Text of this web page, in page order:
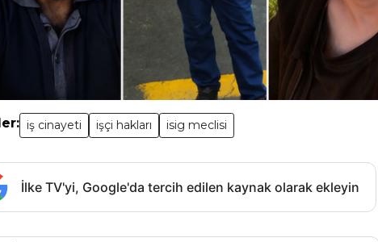
iş cinayeti işçi hakları isig meclisi
İlke TV'yi, Google'da tercih edilen kaynak olarak ekleyin